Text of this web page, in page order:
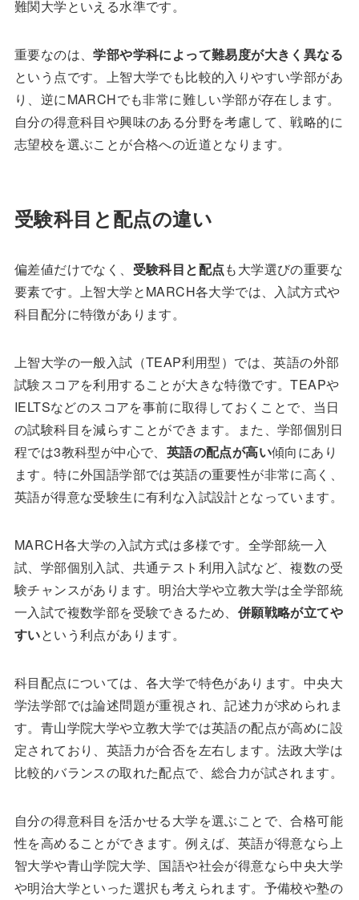
難関大学といえる水準です。
重要なのは、学部や学科によって難易度が大きく異なる
という点です。上智大学でも比較的入りやすい学部があ
り、逆にMARCHでも非常に難しい学部が存在します。
自分の得意科目や興味のある分野を考慮して、戦略的に
志望校を選ぶことが合格への近道となります。
受験科目と配点の違い
偏差値だけでなく、 受験科目と配点も大学選びの重要な
要素です。上智大学とMARCH各大学では、入試方式や
科目配分に特徴があります。
上智大学の一般入試（TEAP利用型）では、英語の外部
試験スコアを利用することが大きな特徴です。TEAPや
IELTSなどのスコアを事前に取得しておくことで、当日
の試験科目を減らすことができます。また、学部個別日
程では3教科型が中心で、 英語の配点が高い傾向にあり
ます。特に外国語学部では英語の重要性が非常に高く、
英語が得意な受験生に有利な入試設計となっています。
MARCH各大学の入試方式は多様です。全学部統一入
試、学部個別入試、共通テスト利用入試など、複数の受
験チャンスがあります。明治大学や立教大学は全学部統
一入試で複数学部を受験できるため、 併願戦略が立てや
すいという利点があります。
科目配点については、各大学で特色があります。中央大
学法学部では論述問題が重視され、記述力が求められま
す。青山学院大学や立教大学では英語の配点が高めに設
定されており、英語力が合否を左右します。法政大学は
比較的バランスの取れた配点で、総合力が試されます。
自分の得意科目を活かせる大学を選ぶことで、合格可能
性を高めることができます。例えば、英語が得意なら上
智大学や青山学院大学、国語や社会が得意なら中央大学
や明治大学といった選択も考えられます。予備校や塾の